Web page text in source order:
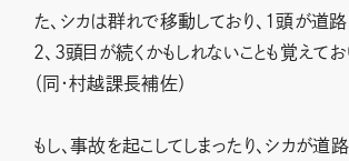
た、シカは群れで移動しており、1頭が道
2、3頭目が続くかもしれないことも覚えてお
（同・村越課長補佐）
もし、事故を起こしてしまったり、シカが道